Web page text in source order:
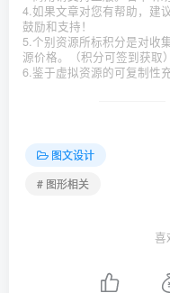
4.如果文章对您有帮助，建
鼓励和支持！
5.个别资源所标积分是对收
源价格。（积分可签到获取）
6.鉴于虚拟资源的可复制性
图文设计
# 图形相关
喜